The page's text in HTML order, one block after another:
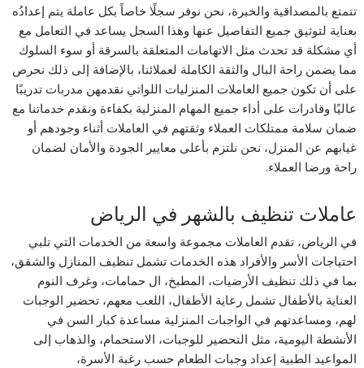
تتمتع بالمصداقية والخبرة، نحن نوفر سجلًا خاصاً بكل عاملة يتم إعدادُه
بعناية لتوثيق جميع التفاصيل عنها وهذا السجل يساعد في التعامل مع
أي مشكلة قد تحدث مثل الاتهامات المتعلقة بالسرقة أو سوء السلوك
مما يضمن راحة البال والثقة الكاملة لعملائنا، بالإضافة إلى ذلك نحرص
على أن تكون جميع العاملات المنزليات اللواتي نقدمهن مدربات تدريبًا
عاليًا وقادرات على أداء جميع المهام المنزلية بكفاءة ونقدم خدماتنا مع
ضمان سلامة ممتلكات العملاء وثقتهم في العاملات أثناء وجودهم أو
غيابهم عن المنزل، نحن نلتزم بأعلى معايير الجودة والأمان لضمان
راحة ورضا العملاء.
عاملات تنظيف بالشهر في الرياض
في الرياض، تقدم العاملات مجموعة واسعة من الخدمات التي تلبي
احتياجات الأسر والأفراد هذه الخدمات تشمل تنظيف المنازل والشقق،
بما في ذلك تنظيف الأرضيات، المطبخ، ال حمامات، وغرف النوم
العناية بالأطفال تشمل رعاية الأطفال، اللعب معهم، تحضير الوجبات
لهم، ومساعدتهم في الواجبات المنزلية مساعدة كبار السن في
الأنشطة اليومية، مثل التحضير للوجبات، الاستحمام، والذهاب إلى
المواعيد الطبية إعداد وجبات الطعام حسب رغبة الأسرة،